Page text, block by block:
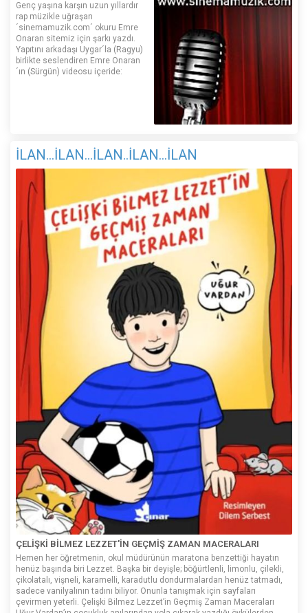
Genç yaşına karşın uzun yıllardır
rap müzikle uğraşan
´sinemamuzik.com´ okuru Emre
Onaran sitemiz için şarkı yazdı.
Yapıtını arkadaşı Uygar´la (Ragyu)
birlikte seslendiren Emre Onaran
´ın (Sürgün) videosu içeride:
İLAN...İLAN...İLAN..İLAN...İLAN
ÇELİŞKİ BİLMEZ LEZZET'İN GEÇMİŞ ZAMAN MACERALARI
Hemen her öğretmenin, okul müdürünün maratona benzettiği hayatın
henüz başında biri Lezzet. Başka bir deyişle; böğürtlenli, limonlu, çilekli,
çikolatalı, vişneli, karamelli, karadutlu dondurmalardan henüz tatmadı,
sadece vanilyalının tadını biliyor. Onunla tanışmak için sayfaları
çevirmen yeterli. Çelişki Bilmez Lezzet’in Geçmiş Zaman Maceraları